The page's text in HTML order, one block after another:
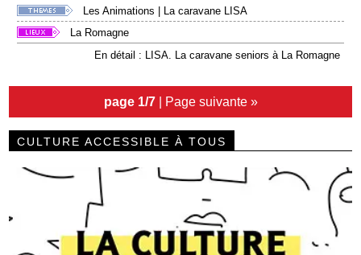
Les Animations
La caravane LISA
La Romagne
En détail : LISA. La caravane seniors à La Romagne
page 1/7| Page suivante »
CULTURE ACCESSIBLE À TOUS